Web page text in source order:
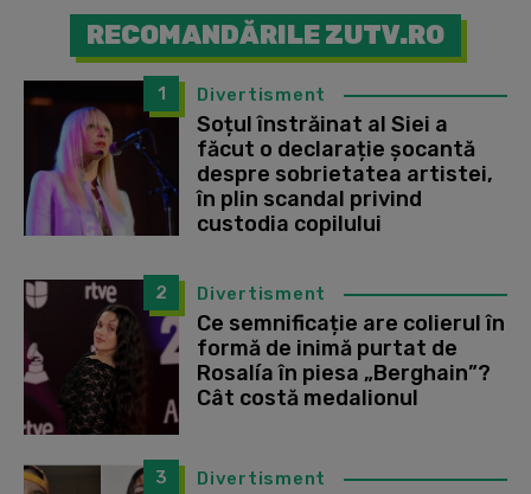
RECOMANDĂRILE ZUTV.RO
1 Divertisment
Soțul înstrăinat al Siei a
făcut o declarație șocantă
despre sobrietatea artistei,
în plin scandal privind
custodia copilului
2 Divertisment
Ce semnificație are colierul în
formă de inimă purtat de
Rosalía în piesa „Berghain”?
Cât costă medalionul
3 Divertisment